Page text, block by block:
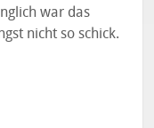
war das
nicht so schick.